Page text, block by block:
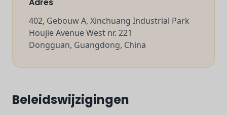
402, Gebouw A, Xinchuang Industrial Park
Houjie Avenue West nr. 221
Dongguan, Guangdong, China
Beleidswijzigingen